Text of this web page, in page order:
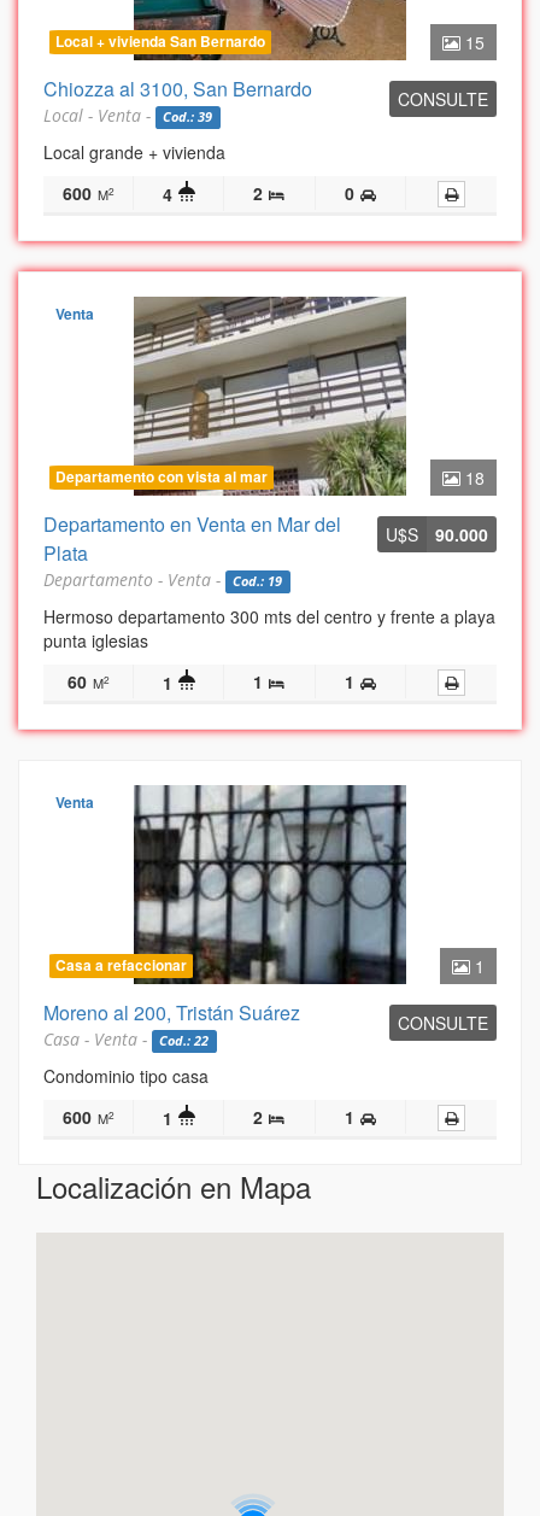
15
Local + vivienda San Bernardo
CONSULTE
Chiozza al 3100, San Bernardo
Local - Venta - Cod.: 39
Local grande + vivienda
600 M2 4 2 0
18
Venta
Departamento con vista al mar
U$S 90.000
Departamento en Venta en Mar del
Plata
Departamento - Venta - Cod.: 19
Hermoso departamento 300 mts del centro y frente a playa
punta iglesias
60 M2 1 1 1
1
Venta
Casa a refaccionar
CONSULTE
Moreno al 200, Tristán Suárez
Casa - Venta - Cod.: 22
Condominio tipo casa
600 M2 1 2 1
Localización en Mapa